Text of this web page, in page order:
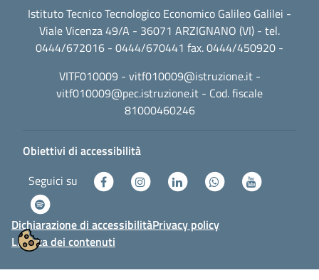
Istituto Tecnico Tecnologico Economico Galileo Galilei -
Viale Vicenza 49/A - 36071 ARZIGNANO (VI) - tel.
0444/672016 - 0444/670441 fax. 0444/450920 -
VITF010009 - vitf010009@istruzione.it-
vitf010009@pec.istruzione.it - Cod. fiscale
81000460246
Obiettivi di accessibilità
Seguici su
Dichiarazione di accessibilitàPrivacy policy
Licenza dei contenuti